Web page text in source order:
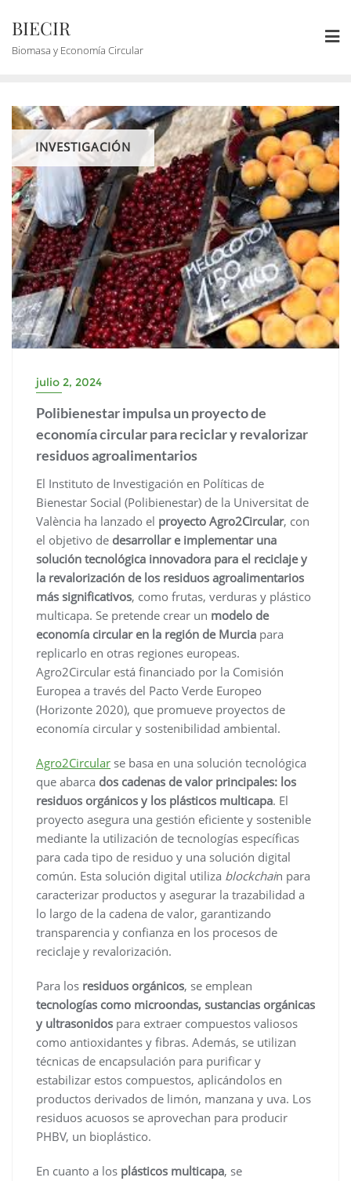
BIECIR
Biomasa y Economía Circular
INVESTIGACIÓN
julio 2, 2024
Polibienestar impulsa un proyecto de
economía circular para reciclar y revalorizar
residuos agroalimentarios
El Instituto de Investigación en Políticas de
Bienestar Social (Polibienestar) de la Universitat de
València ha lanzado el proyecto Agro2Circular, con
el objetivo de desarrollar e implementar una
solución tecnológica innovadora para el reciclaje y
la revalorización de los residuos agroalimentarios
más significativos, como frutas, verduras y plástico
multicapa. Se pretende crear un modelo de
economía circular en la región de Murcia para
replicarlo en otras regiones europeas.
Agro2Circular está financiado por la Comisión
Europea a través del Pacto Verde Europeo
(Horizonte 2020), que promueve proyectos de
economía circular y sostenibilidad ambiental.
Agro2Circular se basa en una solución tecnológica
que abarca dos cadenas de valor principales: los
residuos orgánicos y los plásticos multicapa. El
proyecto asegura una gestión eficiente y sostenible
mediante la utilización de tecnologías específicas
para cada tipo de residuo y una solución digital
común. Esta solución digital utiliza blockchain para
caracterizar productos y asegurar la trazabilidad a
lo largo de la cadena de valor, garantizando
transparencia y confianza en los procesos de
reciclaje y revalorización.
Para los residuos orgánicos, se emplean
tecnologías como microondas, sustancias orgánicas
y ultrasonidos para extraer compuestos valiosos
como antioxidantes y fibras. Además, se utilizan
técnicas de encapsulación para purificar y
estabilizar estos compuestos, aplicándolos en
productos derivados de limón, manzana y uva. Los
residuos acuosos se aprovechan para producir
PHBV, un bioplástico.
En cuanto a los plásticos multicapa, se